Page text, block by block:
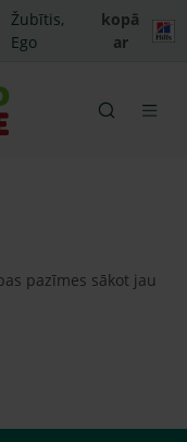
Žubītis,
Ego
kopā
ar
pazīmes sākot jau